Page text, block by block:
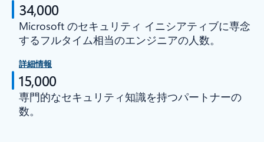
34,000
Microsoft のセキュリティ イニシアティブに専念
するフルタイム相当のエンジニアの人数。
詳細情報
15,000
専門的なセキュリティ知識を持つパートナーの
数。